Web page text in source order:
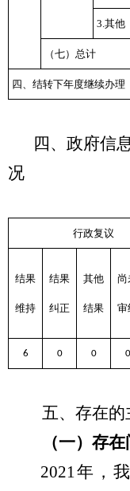
3.其他
（七）总计
四、结转下年度继续办理
四、政府信
况
行政复议
结果
维持
结果
纠正
其他
结果
尚
审
6 0 0 0
五、存在
（一）存
2021年，